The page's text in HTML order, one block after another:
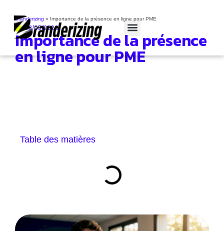
Branderizing » Importance de la présence en ligne pour PME
23/05/2026
Importance de la présence
en ligne pour PME
Table des matières